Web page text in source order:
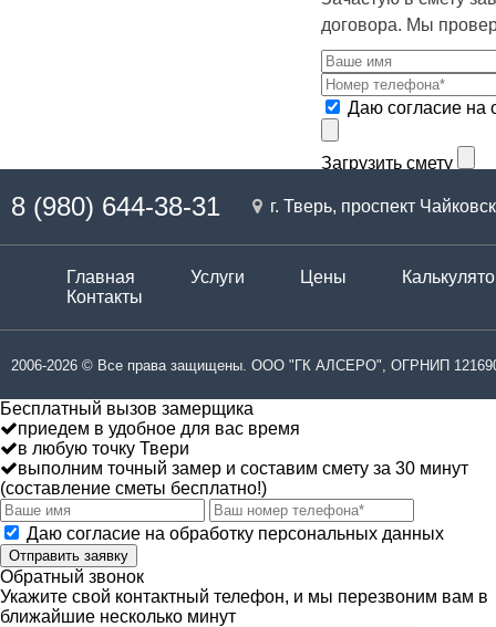
договора. Мы
Даю согласие на
Загрузить смету
8 (980) 644-38-31 г. Тверь, проспект
Главная Услуги Цены
Контакты
2006-2026 © Все права защищены. ООО "ГК АЛСЕРО", ОГРНИП
Бесплатный вызов замерщика
приедем в удобное для вас время
в любую точку Твери
выполним точный замер и составим смету за 30 минут
(составление сметы бесплатно!)
Даю согласие на обработку персональных данных
Отправить заявку
Обратный звонок
Укажите свой контактный телефон, и мы перезвоним вам в
ближайшие несколько минут